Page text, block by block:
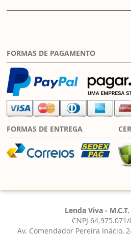
FORMAS DE PAGAMENTO
FORMAS DE ENTREGA
Lenda Viva -
CNPJ
Av. Comendador Pereira Inácio,